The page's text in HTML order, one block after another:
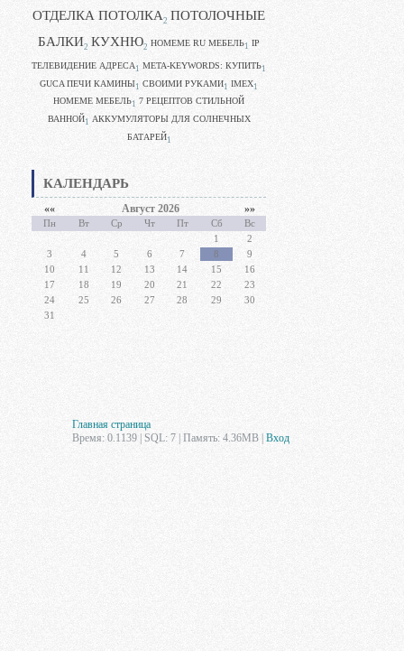
ОТДЕЛКА ПОТОЛКА2 ПОТОЛОЧНЫЕ
БАЛКИ2 КУХНЮ2 HOMEME RU МЕБЕЛЬ1 IP
ТЕЛЕВИДЕНИЕ АДРЕСА 1 META-KEYWORDS: КУПИТЬ1
GUCA ПЕЧИ КАМИНЫ1 CВОИМИ РУКАМИ1 IMEX1
HOMEME МЕБЕЛЬ1 7 РЕЦЕПТОВ СТИЛЬНОЙ
ВАННОЙ1 АККУМУЛЯТОРЫ ДЛЯ СОЛНЕЧНЫХ
БАТАРЕЙ1
КАЛЕНДАРЬ
«« Август 2026 »»
Пн Вт Ср Чт Пт Сб
Вс
1
2
3
4 5 6 7 8
9
10
11 12 13 14 15
16
17
18 19 20 21 22
23
24
25 26 27 28 29
30
31
Главная страница
Время: 0.1139 | SQL: 7 | Память: 4.36MB Вход